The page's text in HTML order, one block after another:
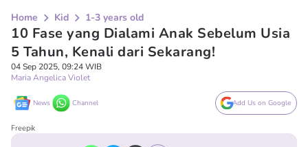
Home Kid 1-3 years old
10 Fase yang Dialami Anak Sebelum Usia
5 Tahun, Kenali dari Sekarang!
04 Sep 2025, 09:24 WIB
Maria Angelica Violet
News Channel Add Us on Google
Freepik